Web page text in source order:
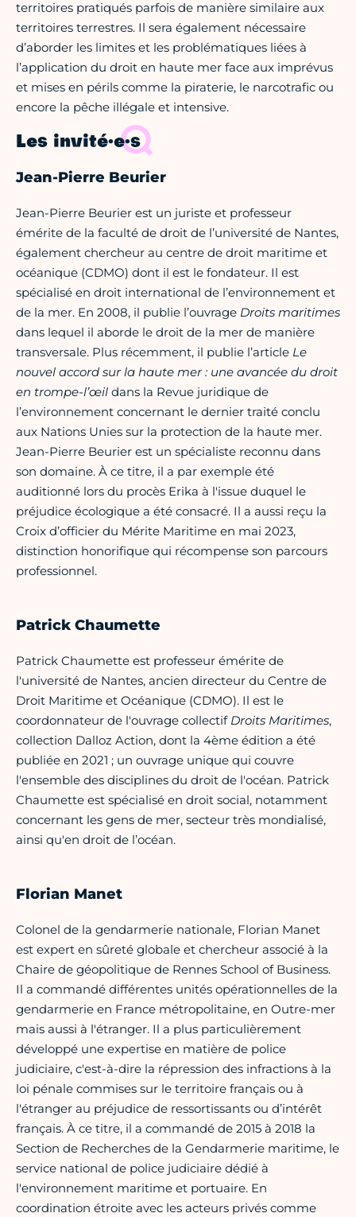
territoires pratiqués parfois de manière similaire aux
territoires terrestres. Il sera également nécessaire
d’aborder les limites et les problématiques liées à
l’application du droit en haute mer face aux imprévus
et mises en périls comme la piraterie, le narcotrafic ou
encore la pêche illégale et intensive.
Les invité·e·s
Jean-Pierre Beurier
Jean-Pierre Beurier est un juriste et professeur
émérite de la faculté de droit de l’université de Nantes,
également chercheur au centre de droit maritime et
océanique (CDMO) dont il est le fondateur. Il est
spécialisé en droit international de l’environnement et
de la mer. En 2008, il publie l’ouvrage Droits maritimes
dans lequel il aborde le droit de la mer de manière
transversale. Plus récemment, il publie l’article Le
nouvel accord sur la haute mer : une avancée du droit
en trompe-l’œil dans la Revue juridique de
l’environnement concernant le dernier traité conclu
aux Nations Unies sur la protection de la haute mer.
Jean-Pierre Beurier est un spécialiste reconnu dans
son domaine. À ce titre, il a par exemple été
auditionné lors du procès Erika à l'issue duquel le
préjudice écologique a été consacré. Il a aussi reçu la
Croix d’officier du Mérite Maritime en mai 2023,
distinction honorifique qui récompense son parcours
professionnel.
Patrick Chaumette
Patrick Chaumette est professeur émérite de
l'université de Nantes, ancien directeur du Centre de
Droit Maritime et Océanique (CDMO). Il est le
coordonnateur de l'ouvrage collectif Droits Maritimes,
collection Dalloz Action, dont la 4ème édition a été
publiée en 2021 ; un ouvrage unique qui couvre
l'ensemble des disciplines du droit de l'océan. Patrick
Chaumette est spécialisé en droit social, notamment
concernant les gens de mer, secteur très mondialisé,
ainsi qu'en droit de l’océan.
Florian Manet
Colonel de la gendarmerie nationale, Florian Manet
est expert en sûreté globale et chercheur associé à la
Chaire de géopolitique de Rennes School of Business.
Il a commandé différentes unités opérationnelles de la
gendarmerie en France métropolitaine, en Outre-mer
mais aussi à l'étranger. Il a plus particulièrement
développé une expertise en matière de police
judiciaire, c'est-à-dire la répression des infractions à la
loi pénale commises sur le territoire français ou à
l'étranger au préjudice de ressortissants ou d’intérêt
français. À ce titre, il a commandé de 2015 à 2018 la
Section de Recherches de la Gendarmerie maritime, le
service national de police judiciaire dédié à
l'environnement maritime et portuaire. En
coordination étroite avec les acteurs privés comme